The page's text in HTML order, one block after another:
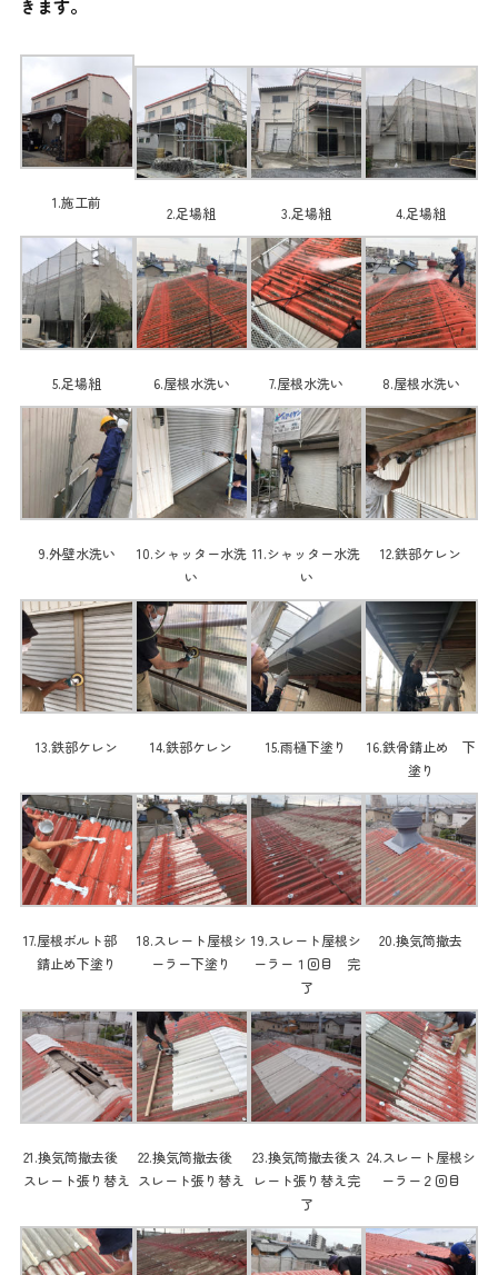
きます。
1.施工前
2.足場組 3.足場組 4.足場組
5.足場組 6.屋根水洗い 7.屋根水洗い 8.屋根水洗い
9.外壁水洗い
10.シャッター水洗
い
11.シャッター水洗
い
12.鉄部ケレン
13.鉄部ケレン 14.鉄部ケレン 15.雨樋下塗り
16.鉄骨錆止め 下
塗り
17.屋根ボルト部
錆止め下塗り
18.スレート屋根シ
ーラー下塗り
19.スレート屋根シ
ーラー１回目 完
了
20.換気筒撤去
21.換気筒撤去後
スレート張り替え
22.換気筒撤去後
スレート張り替え
23.換気筒撤去後ス
レート張り替え完
了
24.スレート屋根シ
ーラー２回目